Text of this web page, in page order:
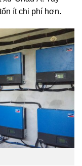
ít chi phí hơn.